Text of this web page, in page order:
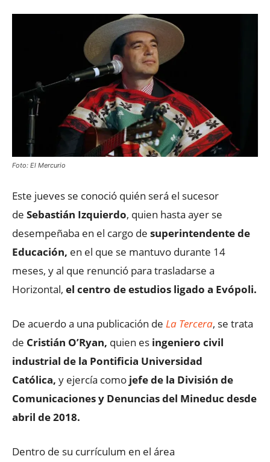
Foto: El Mercurio
Este jueves se conoció quién será el sucesor
de Sebastián Izquierdo, quien hasta ayer se
desempeñaba en el cargo de superintendente de
Educación, en el que se mantuvo durante 14
meses, y al que renunció para trasladarse a
Horizontal, el centro de estudios ligado a Evópoli.
De acuerdo a una publicación de La Tercera, se trata
de Cristián O’Ryan, quien es ingeniero civil
industrial de la Pontificia Universidad
Católica, y ejercía como jefe de la División de
Comunicaciones y Denuncias del Mineduc desde
abril de 2018.
Dentro de su currículum en el área